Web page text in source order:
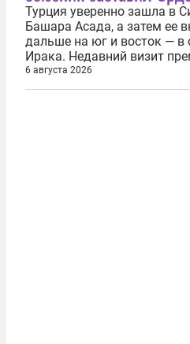
Турция уверенно зашла в
Башара Асада, а затем ее
дальше на юг и восток — в
Ирака. Недавний визит
Анкару, договоры об
TPAO в разработке нефти
6 августа 2026